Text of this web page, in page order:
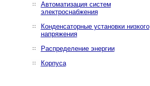
Автоматизация систем
электроснабжения
Конденсаторные установки низкого
напряжения
Распределение энергии
Корпуса